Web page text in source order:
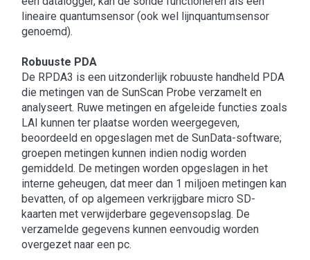
lineaire quantumsensor (ook wel lijnquantumsensor
genoemd).
Robuuste PDA
De RPDA3 is een uitzonderlijk robuuste handheld PDA
die metingen van de SunScan Probe verzamelt en
analyseert. Ruwe metingen en afgeleide functies zoals
LAI kunnen ter plaatse worden weergegeven,
beoordeeld en opgeslagen met de SunData-software;
groepen metingen kunnen indien nodig worden
gemiddeld. De metingen worden opgeslagen in het
interne geheugen, dat meer dan 1 miljoen metingen kan
bevatten, of op algemeen verkrijgbare micro SD-
kaarten met verwijderbare gegevensopslag. De
verzamelde gegevens kunnen eenvoudig worden
overgezet naar een pc.